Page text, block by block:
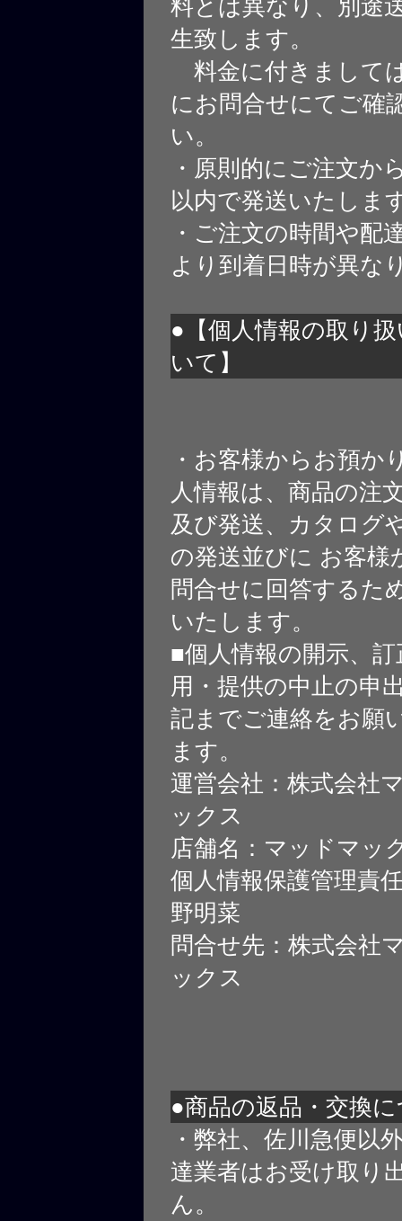
料とは異なり、別途
生致します。
料金に付きまして
にお問合せにてご確
い。
・原則的にご注文か
以内で発送いたしま
・ご注文の時間や配
より到着日時が異な
●【個人情報の取り
いて】
・お客様からお預か
人情報は、商品の注
及び発送、カタログ
の発送並びに お客様
問合せに回答するた
いたします。
■個人情報の開示、
用・提供の中止の申
記までご連絡をお願
ます。
運営会社：株式会社
ックス
店舗名：マッドマッ
個人情報保護管理責
野明菜
問合せ先：株式会社
ックス
●商品の返品・交換
・弊社、佐川急便以
達業者はお受け取り
ん。